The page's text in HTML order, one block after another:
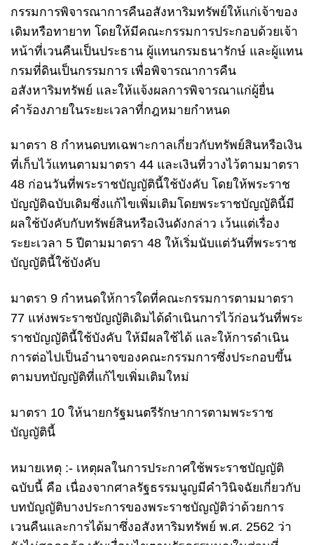
กรรมการพิจารณาการคืนอสังหาริมทรัพย์ให้แก่เจ้าของ
เดิมหรือทายาท โดยให้มีคณะกรรมการประกอบด้วยเจ้า
หน้าที่เวนคืนเป็นประธาน ผู้แทนกรมธนารักษ์ และผู้แทน
กรมที่ดินเป็นกรรมการ เพื่อพิจารณาการคืน
อสังหาริมทรัพย์ และให้แจ้งผลการพิจารณาแก่ผู้ยื่น
คำร้องภายในระยะเวลาที่กฎหมายกำหนด
มาตรา 8 กำหนดบทเฉพาะกาลเกี่ยวกับทรัพย์สินหรือเงิน
ที่เก็บไว้แทนตามมาตรา 44 และเงินที่วางไว้ตามมาตรา
48 ก่อนวันที่พระราชบัญญัตินี้ใช้บังคับ โดยให้พระราช
บัญญัติฉบับเดิมซึ่งแก้ไขเพิ่มเติมโดยพระราชบัญญัตินี้มี
ผลใช้บังคับกับทรัพย์สินหรือเงินดังกล่าว เว้นแต่เรื่อง
ระยะเวลา 5 ปีตามมาตรา 48 ให้เริ่มนับแต่วันที่พระราช
บัญญัตินี้ใช้บังคับ
มาตรา 9 กำหนดให้การใดที่คณะกรรมการตามมาตรา
77 แห่งพระราชบัญญัติเดิมได้ดำเนินการไว้ก่อนวันที่พระ
ราชบัญญัตินี้ใช้บังคับ ให้มีผลใช้ได้ และให้การดำเนิน
การต่อไปเป็นอำนาจของคณะกรรมการซึ่งประกอบขึ้น
ตามบทบัญญัติที่แก้ไขเพิ่มเติมใหม่
มาตรา 10 ให้นายกรัฐมนตรีรักษาการตามพระราช
บัญญัตินี้
หมายเหตุ :- เหตุผลในการประกาศใช้พระราชบัญญัติ
ฉบับนี้ คือ เนื่องจากศาลรัฐธรรมนูญมีคำวินิจฉัยเกี่ยวกับ
บทบัญญัติบางประการของพระราชบัญญัติว่าด้วยการ
เวนคืนและการได้มาซึ่งอสังหาริมทรัพย์ พ.ศ. 2562 ว่า